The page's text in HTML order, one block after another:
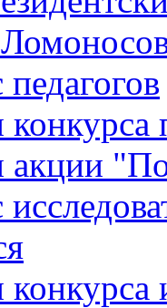
акции